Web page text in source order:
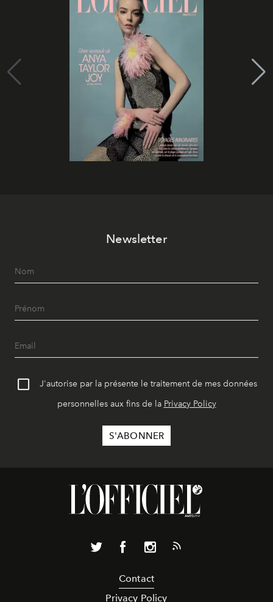
Newsletter
J'autorise par la présente le traitement de mes données
personnelles aux fins de la Privacy Policy
Contact
Privacy Policy